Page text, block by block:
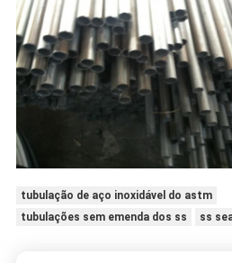
tubulação de aço inoxidável do astm
tubulações sem emenda dos ss
ss